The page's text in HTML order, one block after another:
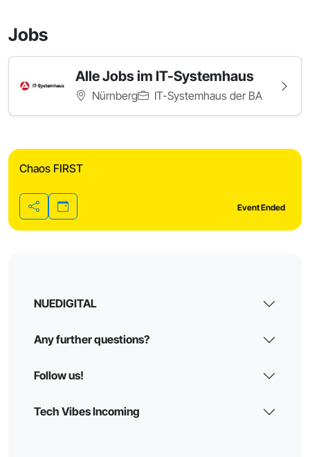
Jobs
Alle Jobs im IT-Systemhaus
Nürnberg IT-Systemhaus der BA
Chaos FIRST
Share
Event Ended
NUEDIGITAL
Any further questions?
Follow us!
Tech Vibes Incoming